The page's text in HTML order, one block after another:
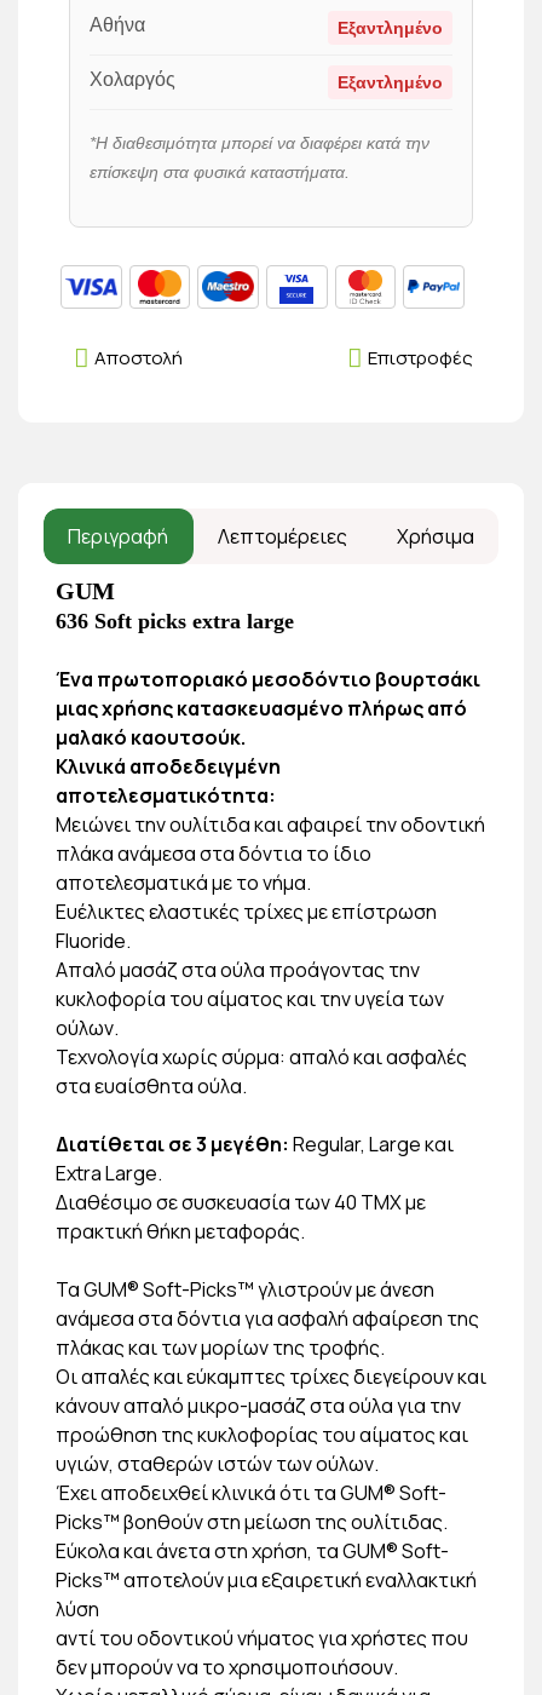
Αθήνα Εξαντλημένο
Χολαργός Εξαντλημένο
*Η διαθεσιμότητα μπορεί να διαφέρει κατά την
επίσκεψη στα φυσικά καταστήματα.
Επιστροφές
Αποστολή
Περιγραφή Λεπτομέρειες Χρήσιμα
GUM
636 Soft picks extra large
Ένα πρωτοποριακό μεσοδόντιο βουρτσάκι
μιας χρήσης κατασκευασμένο πλήρως από
μαλακό καουτσούκ.
Κλινικά αποδεδειγμένη
αποτελεσματικότητα:
Μειώνει την ουλίτιδα και αφαιρεί την οδοντική
πλάκα ανάμεσα στα δόντια το ίδιο
αποτελεσματικά με το νήμα.
Ευέλικτες ελαστικές τρίχες με επίστρωση
Fluoride.
Απαλό μασάζ στα ούλα προάγοντας την
κυκλοφορία του αίματος και την υγεία των
ούλων.
Τεχνολογία χωρίς σύρμα: απαλό και ασφαλές
στα ευαίσθητα ούλα.
Διατίθεται σε 3 μεγέθη: Regular, Large και
Extra Large.
Διαθέσιμο σε συσκευασία των 40 ΤΜΧ με
πρακτική θήκη μεταφοράς.
Τα GUM® Soft-Picks™ γλιστρούν με άνεση
ανάμεσα στα δόντια για ασφαλή αφαίρεση της
πλάκας και των μορίων της τροφής.
Οι απαλές και εύκαμπτες τρίχες διεγείρουν και
κάνουν απαλό μικρο-μασάζ στα ούλα για την
προώθηση της κυκλοφορίας του αίματος και
υγιών, σταθερών ιστών των ούλων.
Έχει αποδειχθεί κλινικά ότι τα GUM® Soft-
Picks™ βοηθούν στη μείωση της ουλίτιδας.
Εύκολα και άνετα στη χρήση, τα GUM® Soft-
Picks™ αποτελούν μια εξαιρετική εναλλακτική
λύση
αντί του οδοντικού νήματος για χρήστες που
δεν μπορούν να το χρησιμοποιήσουν.